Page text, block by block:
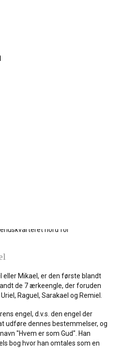
Sankt
vej
af historien bag Sankt Mikkels
nord for
eller Mikael, er den første blandt
de 7 ærkeengle, der foruden
Raguel, Sarakael og Remiel.
engel, d.v.s. den engel der
udføre dennes bestemmelser, og
"Hvem er som Gud". Han
bog hvor han omtales som en